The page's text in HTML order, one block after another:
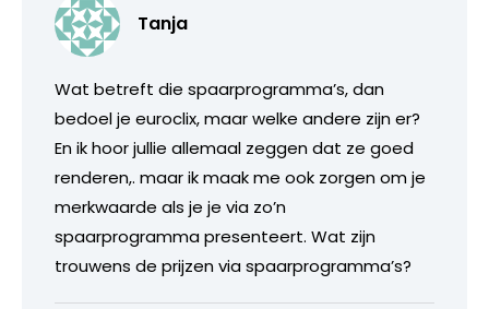
Tanja
Wat betreft die spaarprogramma’s, dan
bedoel je euroclix, maar welke andere zijn er?
En ik hoor jullie allemaal zeggen dat ze goed
renderen,. maar ik maak me ook zorgen om je
merkwaarde als je je via zo’n
spaarprogramma presenteert. Wat zijn
trouwens de prijzen via spaarprogramma’s?